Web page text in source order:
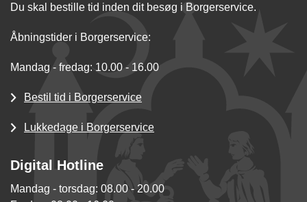
Du skal bestille tid inden dit besøg i Borgerservice.
Åbningstider i Borgerservice:
Mandag - fredag: 10.00 - 16.00
Bestil tid i Borgerservice
Lukkedage i Borgerservice
Digital Hotline
Mandag - torsdag: 08.00 - 20.00